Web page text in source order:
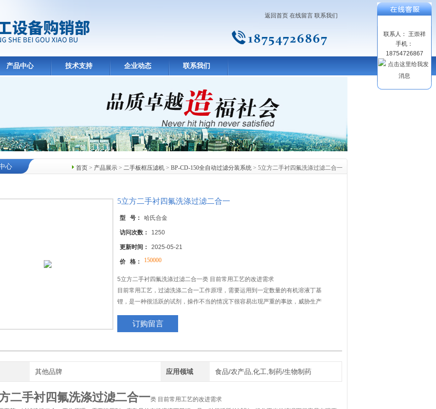
返回首页 在线留言 联系我们
产品中心 技术支持 企业动态 联系我们
首页 > 产品展示 > 二手板框压滤机 > BP-CD-150全自动过滤分装系统 > 5立方二手衬四氟洗涤过滤二合一
心
5立方二手衬四氟洗涤过滤二合一
型 号： 哈氏合金
访问次数： 1250
更新时间： 2025-05-21
价 格： 150000
5立方二手衬四氟洗涤过滤二合一类 目前常用工艺的改进需求
目前常用工艺，过滤洗涤二合一工作原理，需要运用到一定数量的有机溶液丁基
锂，是一种很活跃的试剂，操作不当的情况下很容易出现严重的事故，威胁生产
一，生产条件较为复杂。此合成法还存在着反应步骤多、反应所
订购留言
其他品牌 应用领域 食品/农产品,化工,制药/生物制药
二手衬四氟洗涤过滤二合一类 目前常用工艺的改进需求
联系人： 王崇祥
手机：
18754726867